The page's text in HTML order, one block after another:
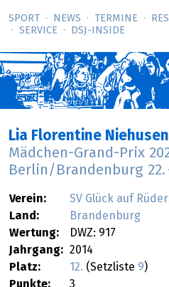
SPORT NEWS TERMINE
SERVICE
DSJ-­INSIDE
Lia Florentine Niehusen
Mädchen-Grand-Prix
Berlin/Brandenburg 22.
Verein:
SV Glück auf
Land:
Brandenburg
Wertung:
DWZ: 917
Jahrgang: 2014
Platz:
12. (Setzliste 9)
Punkte:
3